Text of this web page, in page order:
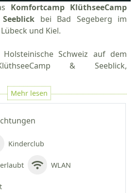
Kinderclub
WLAN
Komfortcamp KlüthseeCamp
bei Bad Segeberg im
und Kiel.
Schweiz auf dem
& Seeblick,